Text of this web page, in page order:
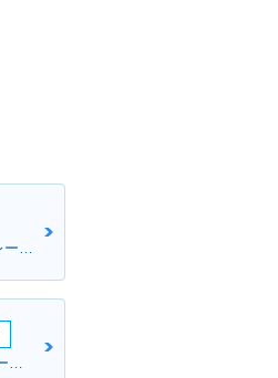
匿名希望さん:ＦＸＤＢ ストリートボブ(ハーレーダビッドソン)
ONOSANさん:ＦＬＨＲ ロードキング(ハーレーダビッドソン)